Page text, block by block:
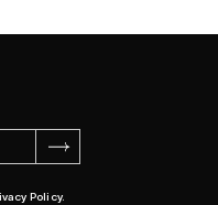
Policy